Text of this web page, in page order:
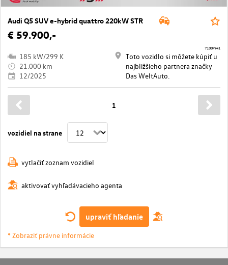
Audi Q5 SUV e-hybrid quattro 220kW STR
€ 59.900,-
185 kW/299 K
21.000 km
12/2025
Toto vozidlo si môžete kúpiť u
najbližšieho partnera značky
Das WeltAuto.
7100/941
vozidiel na strane
1
vytlačiť zoznam vozidiel
aktivovať vyhľadávacieho agenta
upraviť hľadanie
* Zobraziť právne informácie